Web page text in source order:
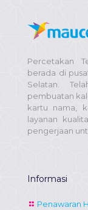
Percetakan
berada di
Selatan.
pembuatan
kartu nama,
layanan
pengerjaan
Informasi
Penawaran